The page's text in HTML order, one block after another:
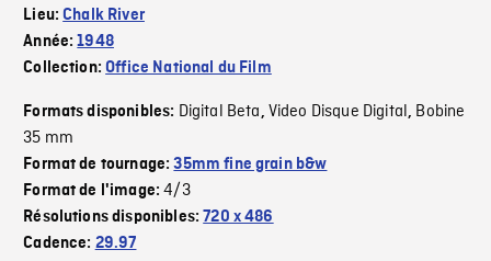
Lieu:Chalk River
Année:1948
Collection:Office National du Film
Formats disponibles: Digital Beta, Video Disque Digital, Bobine
35 mm
Format de tournage:35mm fine grain b&w
Format de l'image:4/3
Résolutions disponibles:720 x 486
Cadence: 29.97